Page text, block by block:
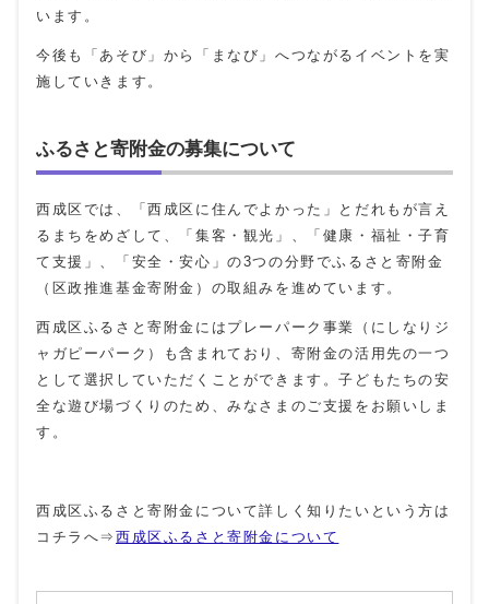
います。
今後も「あそび」から「まなび」へつながるイベントを実
施していきます。
ふるさと寄附金の募集について
西成区では、「西成区に住んでよかった」とだれもが言え
るまちをめざして、「集客・観光」、「健康・福祉・子育
て支援」、「安全・安心」の3つの分野でふるさと寄附金
（区政推進基金寄附金）の取組みを進めています。
西成区ふるさと寄附金にはプレーパーク事業（にしなりジ
ャガピーパーク）も含まれており、寄附金の活用先の一つ
として選択していただくことができます。子どもたちの安
全な遊び場づくりのため、みなさまのご支援をお願いしま
す。
西成区ふるさと寄附金について詳しく知りたいという方は
コチラへ⇒ 西成区ふるさと寄附金について